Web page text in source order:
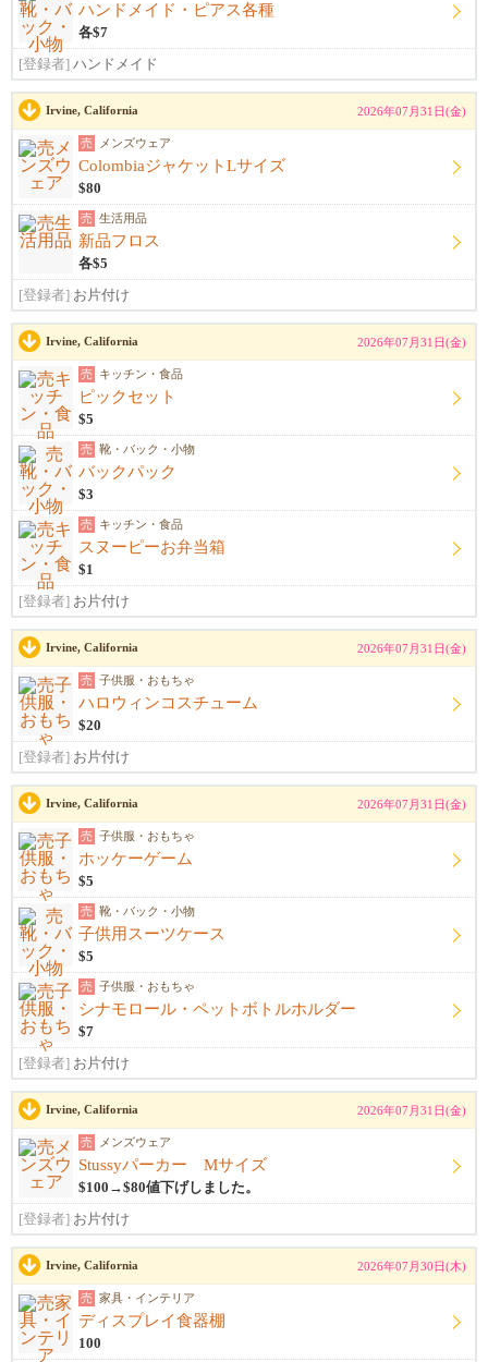
ハンドメイド・ピアス各種
各$7
[登録者] ハンドメイド
Irvine, California 2026年07月31日(金)
売 メンズウェア
ColombiaジャケットLサイズ
$80
売 生活用品
新品フロス
各$5
[登録者] お片付け
Irvine, California 2026年07月31日(金)
売 キッチン・食品
ピックセット
$5
売 靴・バック・小物
バックパック
$3
売 キッチン・食品
スヌーピーお弁当箱
$1
[登録者] お片付け
Irvine, California 2026年07月31日(金)
売 子供服・おもちゃ
ハロウィンコスチューム
$20
[登録者] お片付け
Irvine, California 2026年07月31日(金)
売 子供服・おもちゃ
ホッケーゲーム
$5
売 靴・バック・小物
子供用スーツケース
$5
売 子供服・おもちゃ
シナモロール・ペットボトルホルダー
$7
[登録者] お片付け
Irvine, California 2026年07月31日(金)
売 メンズウェア
Stussyパーカー Mサイズ
$100→$80値下げしました。
[登録者] お片付け
Irvine, California 2026年07月30日(木)
売 家具・インテリア
ディスプレイ食器棚
100